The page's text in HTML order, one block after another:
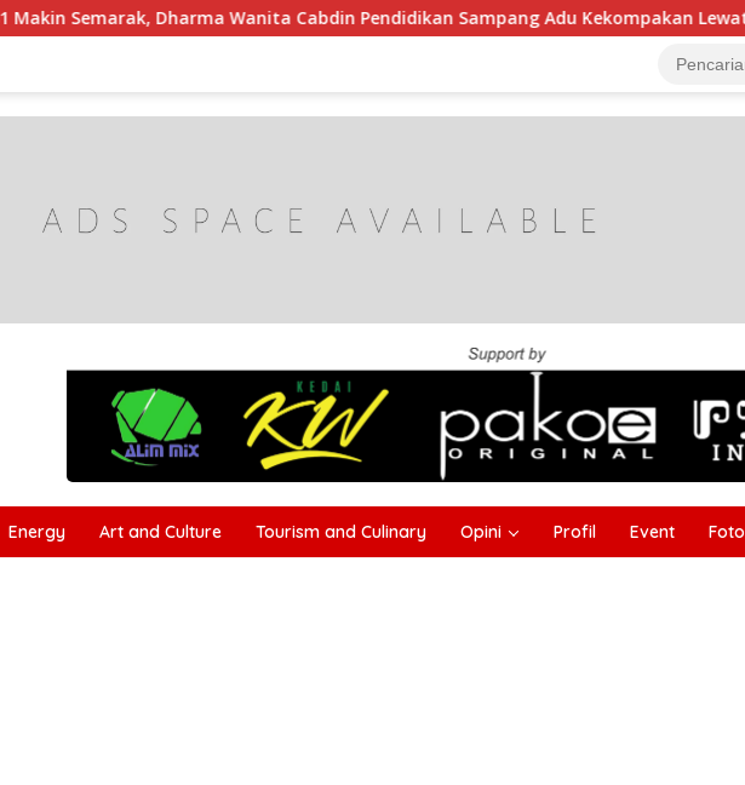
Wanita Cabdin Pendidikan Sampang Adu Kekompakan Lewat Lomba Kereta Balon
Energy Art and Culture Tourism and Culinary Opini Profil Event Foto